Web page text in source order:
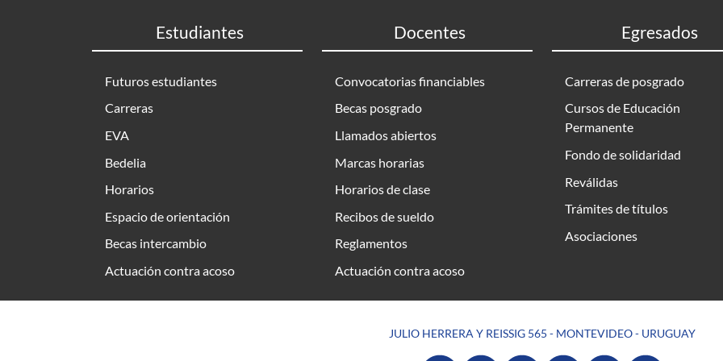
Estudiantes
Futuros estudiantes
Carreras
EVA
Bedelia
Horarios
Espacio de orientación
Becas intercambio
Actuación contra acoso
Docentes
Convocatorias financiables
Becas posgrado
Llamados abiertos
Marcas horarias
Horarios de clase
Recibos de sueldo
Reglamentos
Actuación contra acoso
Egresados
Carreras de posgrado
Cursos de Educación
Permanente
Fondo de solidaridad
Reválidas
Trámites de títulos
Asociaciones
JULIO HERRERA Y REISSIG 565 - MONTEVIDEO - URUGUAY